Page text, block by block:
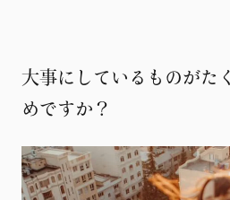
大事にしているものがた
めですか？